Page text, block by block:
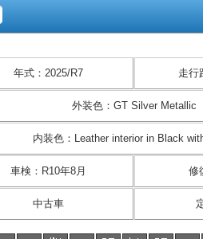
年式 ： 2025/R7 走行
外装色： GT Silver Metallic
内装色 ： Leather interior in Black
車検 ： R10年8月 修
中古車